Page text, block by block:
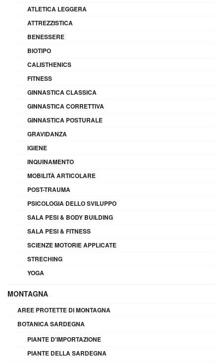
ATLETICA LEGGERA
ATTREZZISTICA
BENESSERE
BIOTIPO
CALISTHENICS
FITNESS
GINNASTICA CLASSICA
GINNASTICA CORRETTIVA
GINNASTICA POSTURALE
GRAVIDANZA
IGIENE
INQUINAMENTO
MOBILITÀ ARTICOLARE
POST-TRAUMA
PSICOLOGIA DELLO SVILUPPO
SALA PESI & BODY BUILDING
SALA PESI & FITNESS
SCIENZE MOTORIE APPLICATE
STRECHING
YOGA
MONTAGNA
AREE PROTETTE DI MONTAGNA
BOTANICA SARDEGNA
PIANTE D'IMPORTAZIONE
PIANTE DELLA SARDEGNA